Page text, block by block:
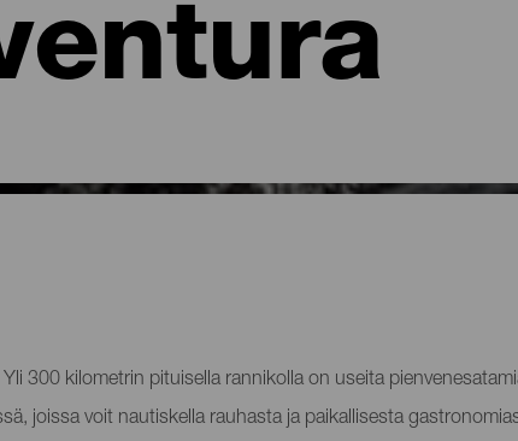
300 kilometrin pituisella rannikolla on useita
joissa voit nautiskella rauhasta ja paikallisesta